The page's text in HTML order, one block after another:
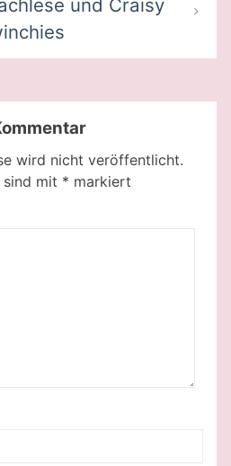
und Craisy
wird nicht veröffentlicht.
mit * markiert